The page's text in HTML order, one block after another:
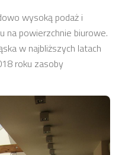
wysoką podaż i
na powierzchnie biurowe.
w najbliższych latach
roku zasoby